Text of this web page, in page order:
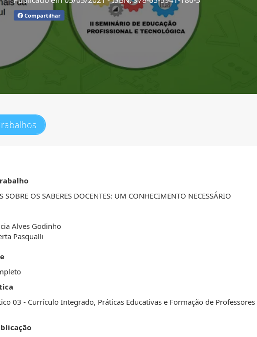
Compartilhar
SOBRE OS SABERES DOCENTES: UM CONHECIMENTO NECESSÁRIO
Alves Godinho
Pasqualli
03 - Currículo Integrado, Práticas Educativas e Formação de Professores